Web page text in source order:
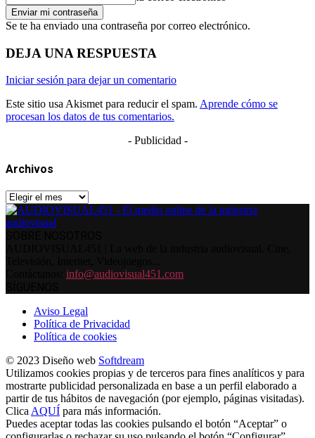
Se te ha enviado una contraseña por correo electrónico.
DEJA UNA RESPUESTA
Iniciar sesión para dejar un comentario
Este sitio usa Akismet para reducir el spam. Aprende cómo se
procesan los datos de tus comentarios.
- Publicidad -
Archivos
Archivos
info@audiovisual451.com
Aviso Legal
Política de Privacidad
Política de cookies
© 2023 Diseño web Softdream
Utilizamos cookies propias y de terceros para fines analíticos y para
mostrarte publicidad personalizada en base a un perfil elaborado a
partir de tus hábitos de navegación (por ejemplo, páginas visitadas).
Clica AQUÍ para más información.
Puedes aceptar todas las cookies pulsando el botón “Aceptar” o